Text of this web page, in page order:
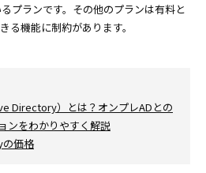
プランです。その他のプランは有料と
る機能に制約があります。
Directory）とは？オンプレADとの
ンをわかりやすく解説
価格